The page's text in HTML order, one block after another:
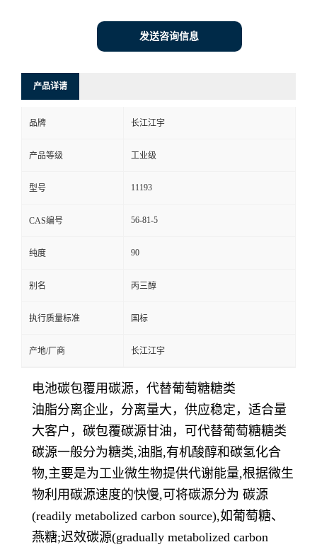
发送咨询信息
产品详请
品牌 长江江宇
产品等级 工业级
型号 11193
CAS编号 56-81-5
纯度 90
别名 丙三醇
执行质量标准 国标
产地/厂商 长江江宇
电池碳包覆用碳源，代替葡萄糖糖类
油脂分离企业，分离量大，供应稳定，适合量
大客户，碳包覆碳源甘油，可代替葡萄糖糖类
碳源一般分为糖类,油脂,有机酸醇和碳氢化合
物,主要是为工业微生物提供代谢能量,根据微生
物利用碳源速度的快慢,可将碳源分为 碳源
(readily metabolized carbon source),如葡萄糖、
燕糖;迟效碳源(gradually metabolized carbon